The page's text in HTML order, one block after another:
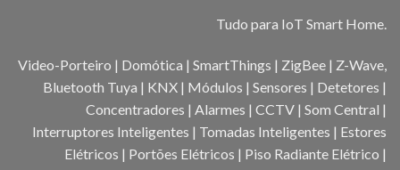
Tudo para IoT Smart Home.
Video-Porteiro | Domótica | SmartThings | ZigBee | Z-Wave,
Bluetooth Tuya | KNX | Módulos | Sensores | Detetores |
Concentradores | Alarmes | CCTV | Som Central |
Interruptores Inteligentes | Tomadas Inteligentes | Estores
Elétricos | Portões Elétricos | Piso Radiante Elétrico |